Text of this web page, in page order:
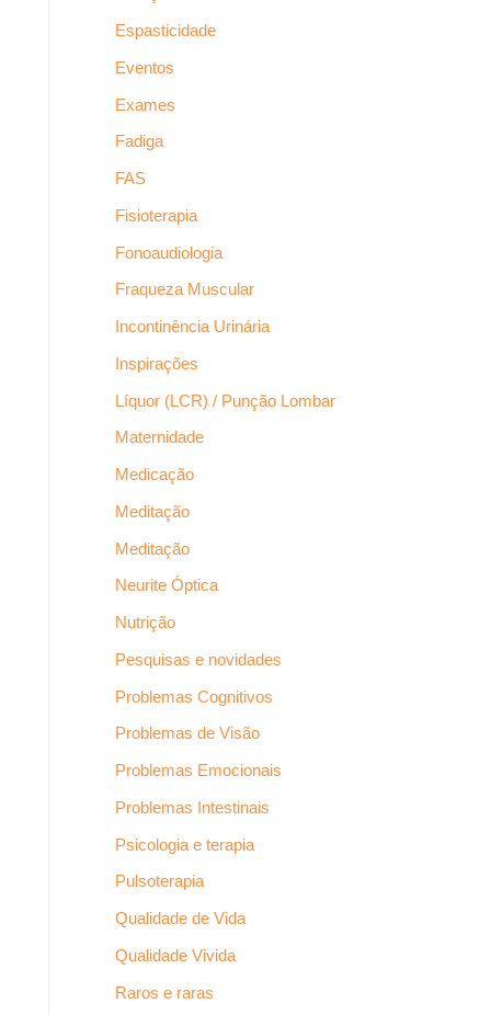
Espasticidade
Eventos
Exames
Fadiga
FAS
Fisioterapia
Fonoaudiologia
Fraqueza Muscular
Incontinência Urinária
Inspirações
Líquor (LCR) / Punção Lombar
Maternidade
Medicação
Meditação
Meditação
Neurite Óptica
Nutrição
Pesquisas e novidades
Problemas Cognitivos
Problemas de Visão
Problemas Emocionais
Problemas Intestinais
Psicologia e terapia
Pulsoterapia
Qualidade de Vida
Qualidade Vivida
Raros e raras